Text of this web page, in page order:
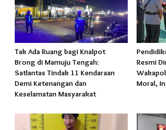
Tak Ada Ruang bagi Knalpot
Brong di Mamuju Tengah:
Satlantas Tindak 11 Kendaraan
Demi Ketenangan dan
Keselamatan Masyarakat
Resmi
Moral,